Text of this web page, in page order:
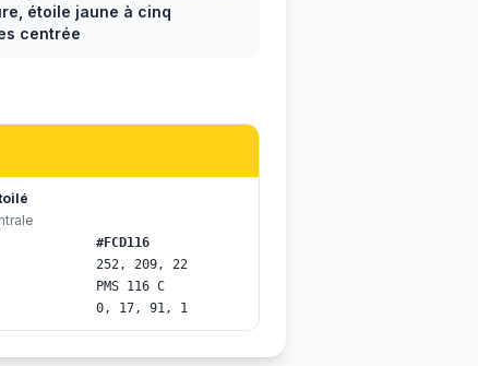
étoile jaune à cinq
centrée
#FCD116
252, 209, 22
PMS 116 C
0, 17, 91, 1